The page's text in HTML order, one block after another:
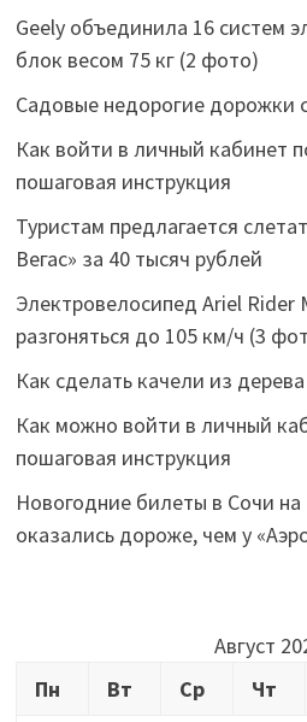
Geely объединила 16 систем
блок весом 75 кг (2 фото)
Садовые недорогие дорожки
Как войти в личный кабинет
пошаговая инструкция
Туристам предлагается
Вегас» за 40 тысяч рублей
Электровелосипед Ariel Rider
разгоняться до 105 км/ч (3
Как сделать качели из
Как можно войти в личный
пошаговая инструкция
Новогодние билеты в Сочи
оказались дороже, чем у
Август
Пн
Вт Ср Чт